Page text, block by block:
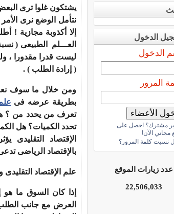
يشتكون غلوا ترى
نتأمل الوضع نرى
إلا أكذوبة مجازية !
العـــلم الطبيعى (
ليست قدرا مقدورا ،
( إرادة الطلب ) .
ومن خلال ما سوف
بطريقة عرضه فى
تعرف من يحدد من ؟ هل
تحدد الكميات؟ هل
الإقتصاد التقليدى
بالإقتصاد الرياضى
علم الإقتصاد
إذا كان السوق ما هو
العرض مع جانب الطلب
الدخول
الدخول
المرور
مشترك؟ احصل على
مجاني الآن!
نسيت كلمة المرور؟
عدد زيارات الموقع
22,506,033